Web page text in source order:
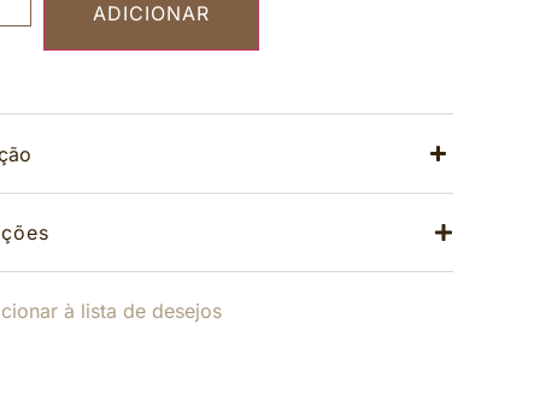
ADICIONAR
à lista de desejos